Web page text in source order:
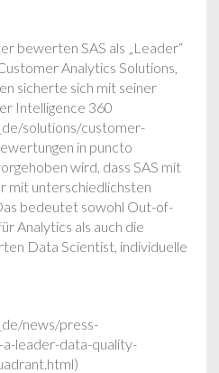
bewerten SAS als „Leader“
Analytics Solutions,
sicherte sich mit seiner
Intelligence 360
solutions/customer-
in puncto
wird, dass SAS mit
mit unterschiedlichsten
bedeutet sowohl Out-of-
Analytics als auch die
Data Scientist, individuelle
news/press-
leader-data-quality-